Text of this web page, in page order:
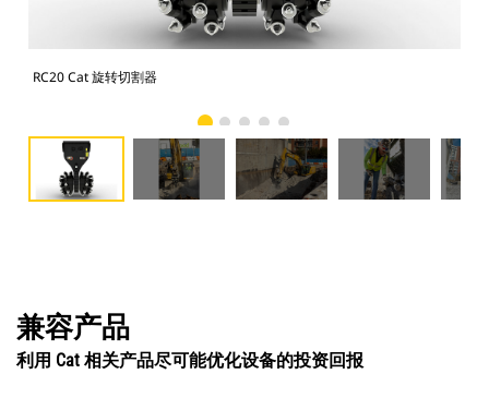
RC20 Cat 旋转切割器
兼容产品
利用 Cat 相关产品尽可能优化设备的投资回报